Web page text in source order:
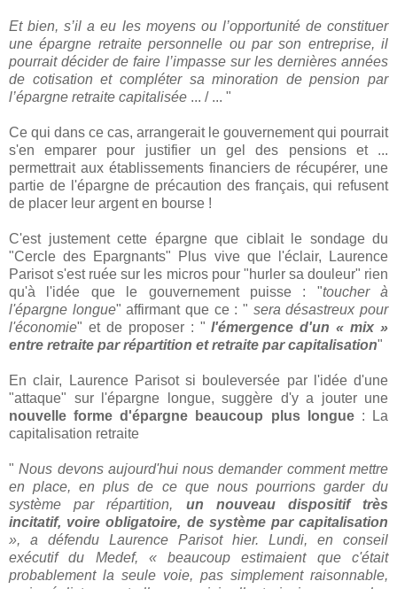
Et bien, s’il a eu les moyens ou l’opportunité de constituer
une épargne retraite personnelle ou par son entreprise, il
pourrait décider de faire l’impasse sur les dernières années
de cotisation et compléter sa minoration de pension par
l’épargne retraite capitalisée ... / ... "
Ce qui dans ce cas, arrangerait le gouvernement qui pourrait
s'en emparer pour justifier un gel des pensions et ...
permettrait aux établissements financiers de récupérer, une
partie de l'épargne de précaution des français, qui refusent
de placer leur argent en bourse !
C'est justement cette épargne que ciblait le sondage du
"Cercle des Epargnants" Plus vive que l'éclair, Laurence
Parisot s'est ruée sur les micros pour "hurler sa douleur" rien
qu'à l'idée que le gouvernement puisse : "toucher à
l'épargne longue" affirmant que ce : " sera désastreux pour
l'économie" et de proposer : "l'émergence d'un « mix »
entre retraite par répartition et retraite par capitalisation"
En clair, Laurence Parisot si bouleversée par l'idée d'une
"attaque" sur l'épargne longue, suggère d'y a jouter une
nouvelle forme d'épargne beaucoup plus longue: La
capitalisation retraite
"Nous devons aujourd'hui nous demander comment mettre
en place, en plus de ce que nous pourrions garder du
système par répartition, un nouveau dispositif très
incitatif, voire obligatoire, de système par capitalisation
», a défendu Laurence Parisot hier. Lundi, en conseil
exécutif du Medef, « beaucoup estimaient que c'était
probablement la seule voie, pas simplement raisonnable,